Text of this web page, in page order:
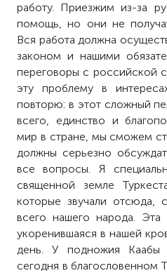
работу. Приезжим из-за
помощь, но они не
Вся работа должна
законом и нашими
переговоры с российской
эту проблему в
повторю: в этот сложный
всего, единство и
мир в стране, мы сможем
должны серьезно
все вопросы. Я
священной земле
которые звучали отсюда,
всего нашего народа. Эта
укоренившаяся в нашей
день. У подножия
сегодня в благословенном